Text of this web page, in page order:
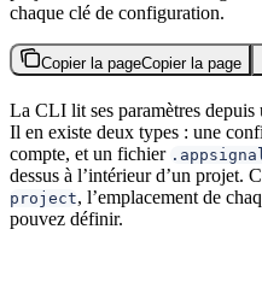
chaque clé de configuration.
Copier la pageCopier la page
La CLI lit ses paramètres
Il en existe deux types : une
compte, et un fichier
dessus à l’intérieur d’un projet.
project, l’emplacement de
pouvez définir.